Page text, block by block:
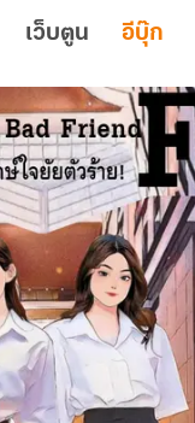
เว็บตูน อีบุ๊ก